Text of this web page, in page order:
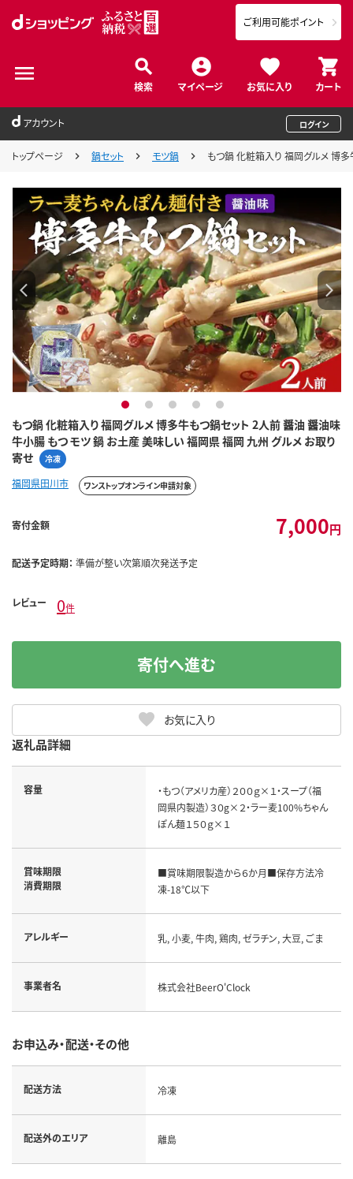
検索 マイページ お気に入り カート
ご利用可能ポイント
アカウント ログイン
トップページ 鍋セット モツ鍋 もつ鍋 化粧箱入り 福岡グルメ 博
もつ鍋 化粧箱入り 福岡グルメ 博多牛もつ鍋セット 2人前 醤油 醤油味
牛小腸 もつ モツ 鍋 お土産 美味しい 福岡県 福岡 九州 グルメ お取り
寄せ
冷凍
1 2 3 4 5
福岡県田川市 ワンストップオンライン申請対象
寄付金額 7,000円
配送予定時期： 準備が整い次第順次発送予定
レビュー 0件
お気に入り
寄付へ進む
返礼品詳細
容量
・もつ（アメリカ産）２００ｇ×１・スープ（福
岡県内製造）３０g×２・ラー麦100%ちゃん
ぽん麺１５０ｇ×１
賞味期限
消費期限
■賞味期限製造から６か月■保存方法冷
凍-18℃以下
アレルギー 乳, 小麦, 牛肉, 鶏肉, ゼラチン, 大豆, ごま
事業者名 株式会社BeerO'Clock
お申込み・配送・その他
配送方法 冷凍
配送外のエリア 離島